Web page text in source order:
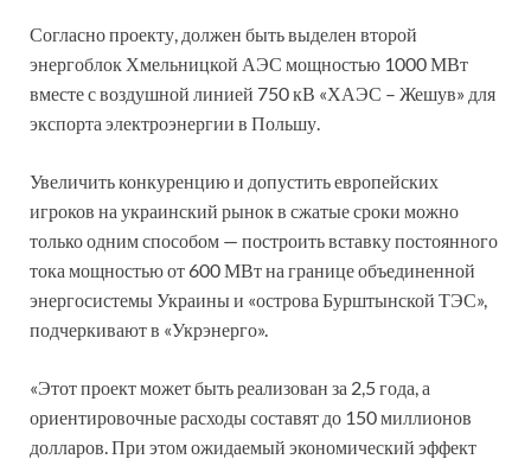
Согласно проекту, должен быть выделен второй
энергоблок Хмельницкой АЭС мощностью 1000 МВт
вместе с воздушной линией 750 кВ «ХАЭС – Жешув» для
экспорта электроэнергии в Польшу.
Увеличить конкуренцию и допустить европейских
игроков на украинский рынок в сжатые сроки можно
только одним способом — построить вставку постоянного
тока мощностью от 600 МВт на границе объединенной
энергосистемы Украины и «острова Бурштынской ТЭС»,
подчеркивают в «Укрэнерго».
«Этот проект может быть реализован за 2,5 года, а
ориентировочные расходы составят до 150 миллионов
долларов. При этом ожидаемый экономический эффект